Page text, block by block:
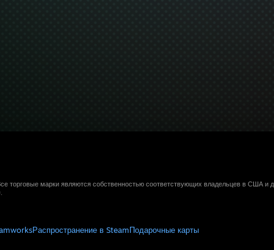
марки являются собственностью соответствующих владельцев в США и
Распространение в SteamПодарочные карты